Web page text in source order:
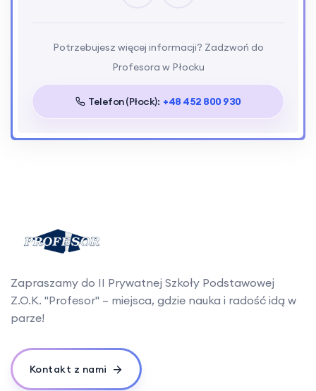
Potrzebujesz więcej informacji? Zadzwoń do
Profesora w Płocku
Telefon (Płock): +48 452 800 930
Zapraszamy do II Prywatnej Szkoły Podstawowej
Z.O.K. "Profesor" – miejsca, gdzie nauka i radość idą w
parze!
Kontakt z nami